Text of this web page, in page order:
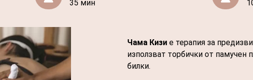
35 мин
Чама Кизие терапия за
използват торбички от памучен
билки.